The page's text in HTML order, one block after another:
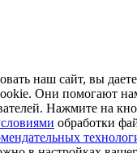
наш сайт, вы даете
Они помогают
Нажмите на
обработки